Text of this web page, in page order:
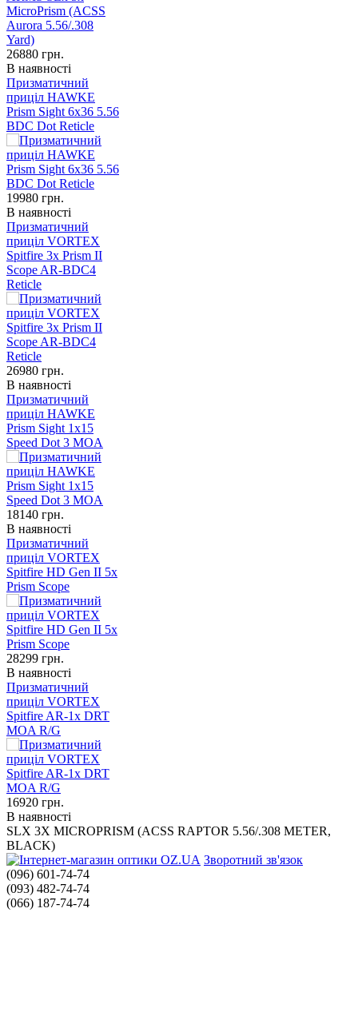
26880 грн.
В наявності
Призматичний
приціл HAWKE
Prism Sight 6x36 5.56
BDC Dot Reticle
19980 грн.
В наявності
Призматичний
приціл VORTEX
Spitfire 3x Prism II
Scope AR-BDC4
Reticle
26980 грн.
В наявності
Призматичний
приціл HAWKE
Prism Sight 1x15
Speed Dot 3 MOA
18140 грн.
В наявності
Призматичний
приціл VORTEX
Spitfire HD Gen II 5x
Prism Scope
28299 грн.
В наявності
Призматичний
приціл VORTEX
Spitfire AR-1x DRT
MOA R/G
16920 грн.
В наявності
SLX 3X MICROPRISM (ACSS RAPTOR 5.56/.308 METER,
BLACK)
Зворотний зв'язок
(096) 601-74-74
(093) 482-74-74
(066) 187-74-74